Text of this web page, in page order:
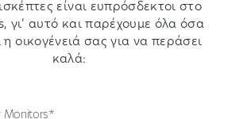
είναι ευπρόσδεκτοι στο
γι’ αυτό και παρέχουμε όλα όσα
η οικογένειά σας για να περάσει
καλά:
Monitors*